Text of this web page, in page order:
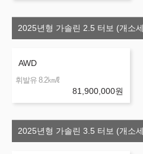
2025년형 가솔린 2.5 터보 (개소
AWD
휘발유 8.2㎞/ℓ
81,900,000원
2025년형 가솔린 3.5 터보 (개소